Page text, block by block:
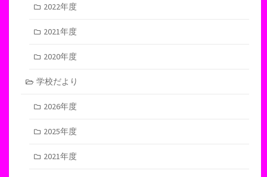
2022年度
2021年度
2020年度
学校だより
2026年度
2025年度
2021年度